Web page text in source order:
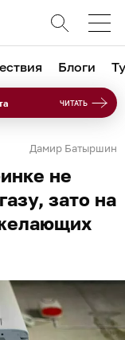
Блоги
ЧИТАТЬ
Дамир Батыршин
не
зато на